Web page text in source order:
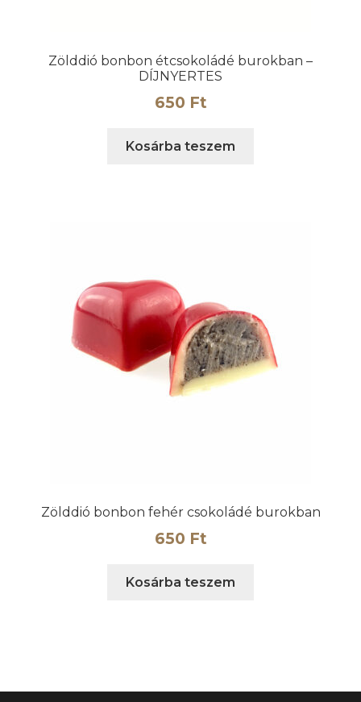
Zölddió bonbon étcsokoládé burokban –
DÍJNYERTES
650 Ft
Kosárba teszem
Zölddió bonbon fehér csokoládé burokban
650 Ft
Kosárba teszem